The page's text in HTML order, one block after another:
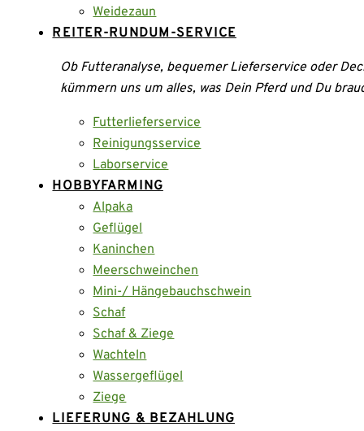
Weidezaun
REITER-RUNDUM-SERVICE
Ob Futteranalyse, bequemer Lieferservice oder
kümmern uns um alles, was Dein Pferd und Du
Futterlieferservice
Reinigungsservice
Laborservice
HOBBYFARMING
Alpaka
Geflügel
Kaninchen
Meerschweinchen
Mini-/ Hängebauchschwein
Schaf
Schaf & Ziege
Wachteln
Wassergeflügel
Ziege
LIEFERUNG & BEZAHLUNG